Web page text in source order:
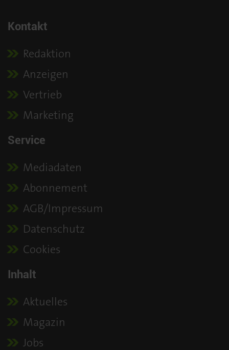
Kontakt
Redaktion
Anzeigen
Vertrieb
Marketing
Service
Mediadaten
Abonnement
AGB/Impressum
Datenschutz
Cookies
Inhalt
Aktuelles
Magazin
Jobs